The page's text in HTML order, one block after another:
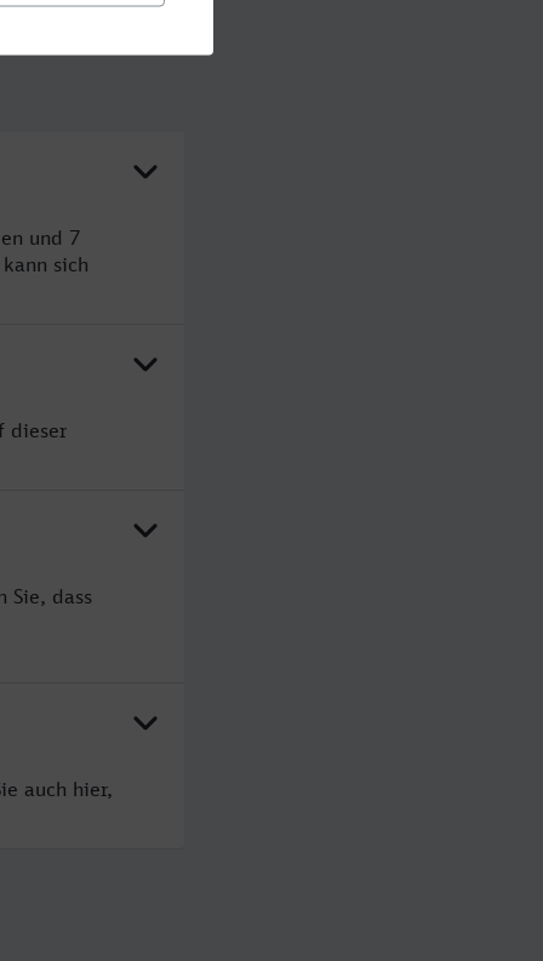
und 7
sich
dieser
Sie, dass
auch hier,